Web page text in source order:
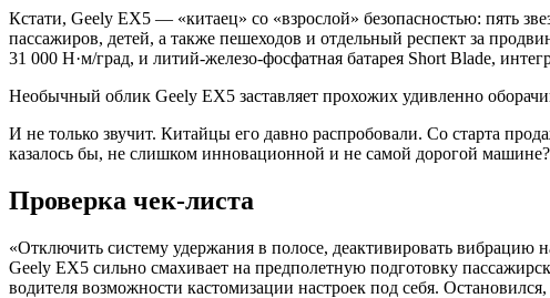
Кстати, Geely EX5 — «китаец» со «взрослой» безопасностью: пять
пассажиров, детей, а также пешеходов и отдельный респект за
31 000 Н·м/град, и литий-железо-фосфатная батарея Short Blade,
Необычный облик Geely EX5 заставляет прохожих удивленно
И не только звучит. Китайцы его давно распробовали. Со старта
казалось бы, не слишком инновационной и не самой дорогой машине?
Проверка чек-листа
«Отключить систему удержания в полосе, деактивировать
Geely EX5 сильно смахивает на предполетную подготовку
водителя возможности кастомизации настроек под себя.